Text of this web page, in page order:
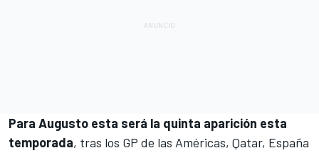
Para Augusto esta será la quinta aparición esta
temporada, tras los GP de las Américas, Qatar, España